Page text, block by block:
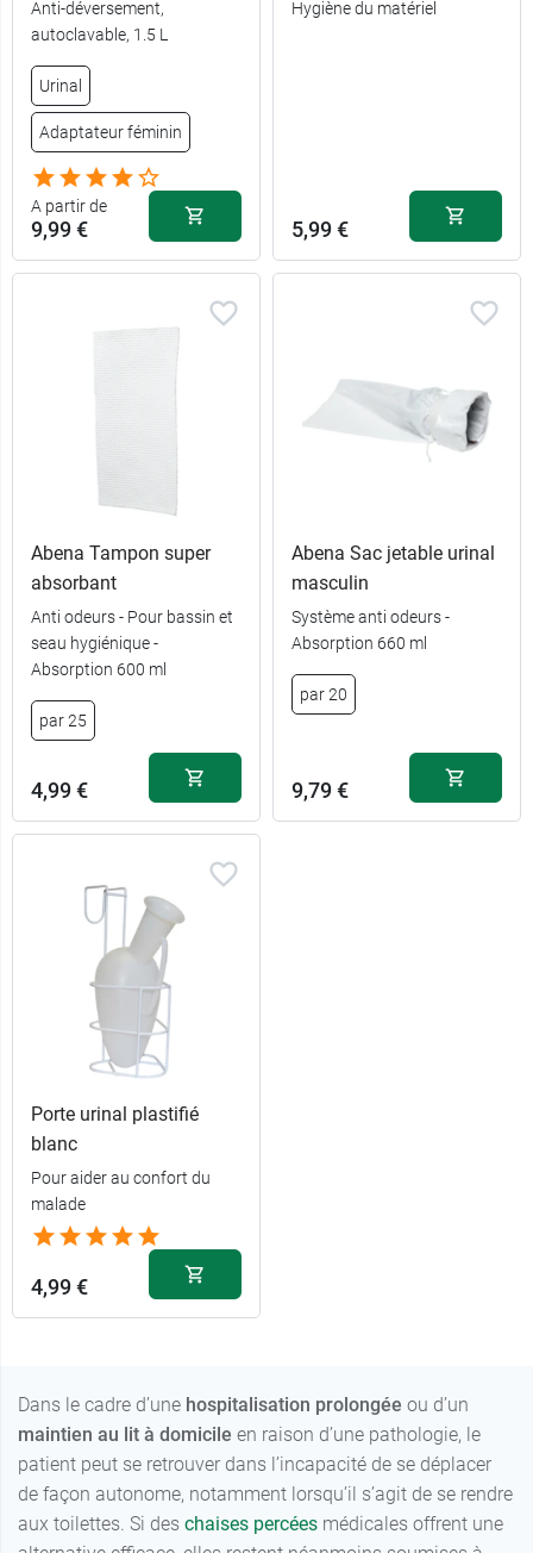
Anti-déversement,
autoclavable, 1.5 L
Urinal
Adaptateur féminin
A partir de
9,99 €
Urinal 36,99 €
Adaptateur
féminin
Hygiène du matériel
5,99 €
Abena Tampon super
absorbant
Anti odeurs - Pour bassin et
seau hygiénique -
Absorption 600 ml
par 25
4,99 €
Abena Sac jetable urinal
masculin
Système anti odeurs -
Absorption 660 ml
par 20
9,79 €
Porte urinal plastifié
blanc
Pour aider au confort du
malade
4,99 €
Dans le cadre d’une hospitalisation prolongée ou d’un
maintien au lit à domicile en raison d’une pathologie, le
patient peut se retrouver dans l’incapacité de se déplacer
de façon autonome, notamment lorsqu’il s’agit de se rendre
aux toilettes. Si des chaises percées médicales offrent une